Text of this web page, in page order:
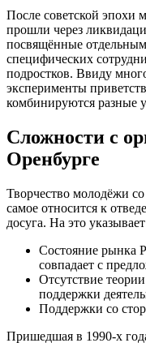
После советской эпохи
прошли через
посвящённые
специфических
подростков. Ввиду
эксперименты
комбинируются разные
Сложности с
Оренбурге
Творчество молодёжи
самое относится к
досуга. На это
Состояние рынка
совпадает с
Отсутствие
поддержки
Поддержки со
Пришедшая в 1990-х